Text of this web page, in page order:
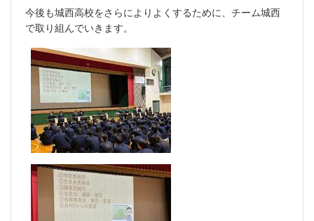
今後も城西高校をさらによりよくするために、チーム城西
で取り組んでいきます。